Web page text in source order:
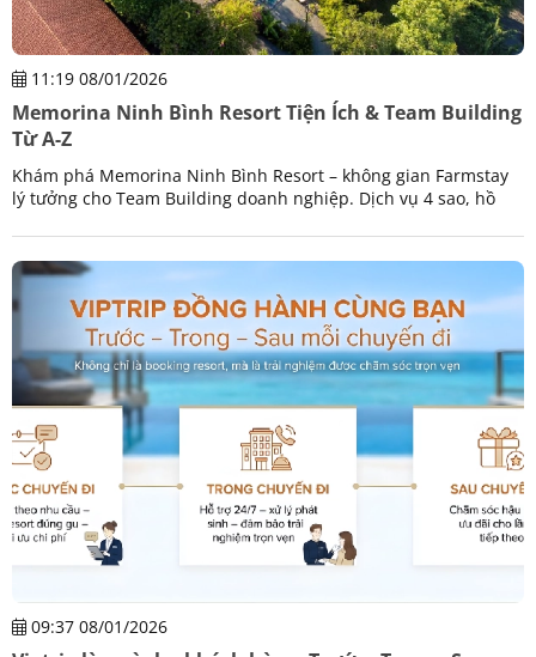
11:19 08/01/2026
Memorina Ninh Bình Resort Tiện Ích & Team Building
Từ A-Z
Khám phá Memorina Ninh Bình Resort – không gian Farmstay
lý tưởng cho Team Building doanh nghiệp. Dịch vụ 4 sao, hồ
đãi!
09:37 08/01/2026